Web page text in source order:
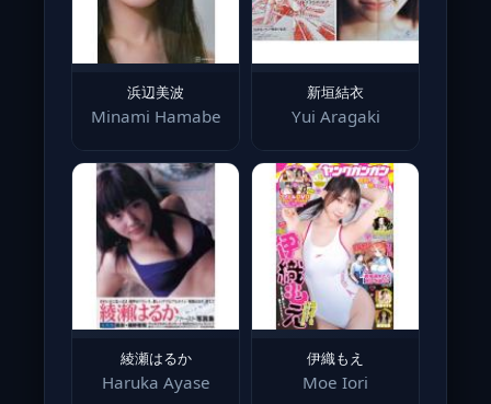
浜辺美波
Minami Hamabe
新垣結衣
Yui Aragaki
綾瀬はるか
Haruka Ayase
伊織もえ
Moe Iori